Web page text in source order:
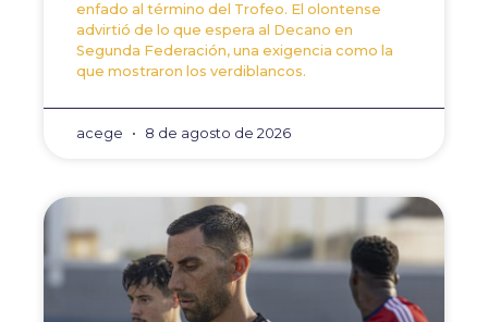
enfado al término del Trofeo. El olontense
advirtió de lo que espera al Decano en
Segunda Federación, una exigencia como la
que mostraron los verdiblancos.
acege 8 de agosto de 2026